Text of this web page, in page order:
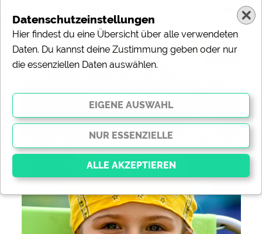
Deutschland!
„Camping in Deutschland“ ist das Internet-
Portal zum Thema Camping, Tourismus und
Freizeit.
Datenschutzeinstellungen
Hier findest du eine Übersicht über alle verwendeten
Daten. Du kannst deine Zustimmung geben oder nur
die essenziellen Daten auswählen.
Essenziell
Essenzielle Cookies ermöglichen grundlegende